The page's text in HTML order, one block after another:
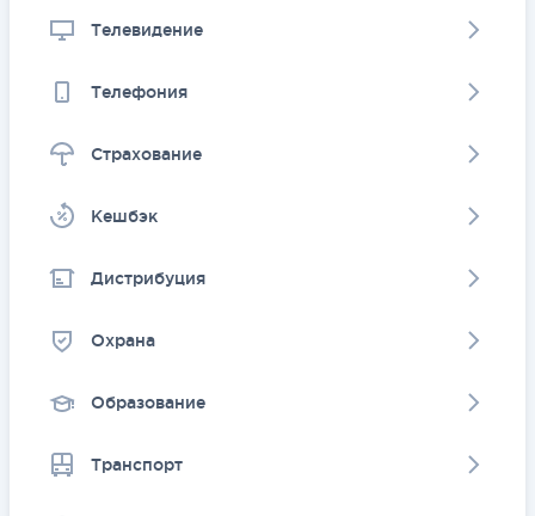
Телевидение
Телефония
Страхование
Kешбэк
Дистрибуция
Охрана
Образование
Транспорт